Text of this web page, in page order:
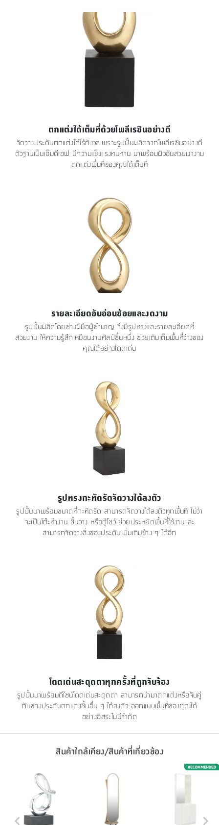
ตกแต่งได้เต็มที่ด้วยโพลีเรซินอย่างดี
จัดวางประดับตกแต่งได้ไร้กังวลเพราะรูปปั้นผลิตจากโพลีเรซินอย่างดี
ตัวฐานเป็นเอ็มดีเอฟ มีความแข็งแรงทนทาน มาพร้อมผิวอันสวยเงางาม
ตกแต่งพื้นที่ของคุณได้เต็มที่
รายละเอียดอันอ่อนช้อยและงดงาม
รูปปั้นผลิตโดยช่างฝีมือผู้ชำนาญ จึงมีรูปทรงและรายละเอียดที่
สวยงาม ให้ความรู้สึกเหมือนงานศิลป์ชิ้นหนึ่ง ช่วยเติมเต็มพื้นที่ว่างของ
คุณได้อย่างโดดเด่น
รูปทรงกะทัดรัดจัดวางได้ลงตัว
รูปปั้นมาพร้อมขนาดที่กะทัดรัด สามารถจัดวางได้ลงตัวทุกพื้นที่ ไม่ว่า
จะเป็นโต๊ะทำงาน ชั้นวาง หรือตู้โชว์ ช่วยประหยัดพื้นที่ใช้งานและ
สามารถจัดวางสิ่งของประดับเพิ่มเติมข้าง ๆ ได้อีก
โดดเด่นสะดุดตาทุกครั้งที่ถูกจับจ้อง
รูปปั้นมาพร้อมดีไซน์โดดเด่นสะดุดตา สามารถนำมาตกแต่งหรือจับคู่
กับของประดับตกแต่งชิ้นอื่น ๆ ได้ลงตัว ออกแบบพื้นที่ของคุณได้
อย่างอิสระไม่มีจำกัด
สินค้าใกล้เคียง/สินค้าที่เกี่ยวข้อง